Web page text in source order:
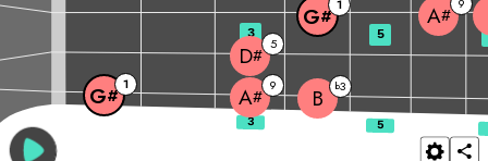
G# 1 A# 9 B b3
D# 5
G# 1 A#
3 5